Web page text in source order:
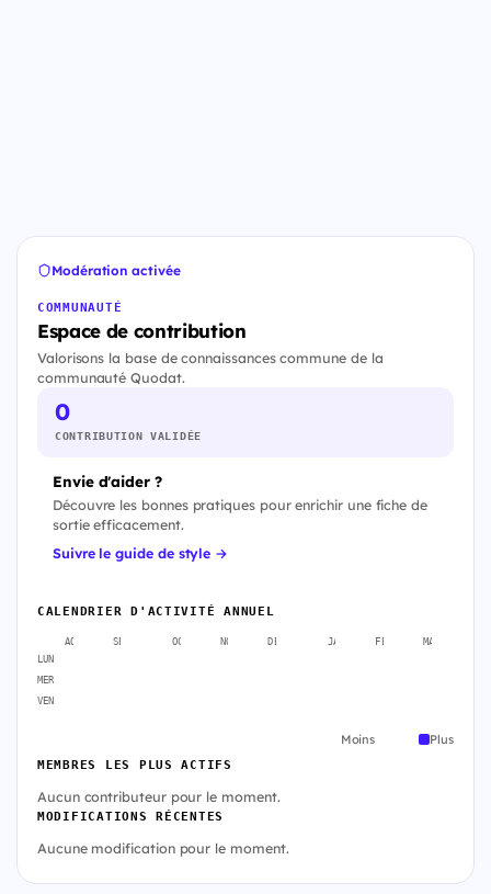
Modération activée
COMMUNAUTÉ
Espace de contribution
Valorisons la base de connaissances commune de la
communauté Quodat.
0
CONTRIBUTION VALIDÉE
Envie d'aider ?
Découvre les bonnes pratiques pour enrichir une fiche de
sortie efficacement.
Suivre le guide de style →
CALENDRIER D'ACTIVITÉ ANNUEL
AOÛT SEPT. OCT. NOV. DÉC. JANV. FÉVR. MARS
LUN
MER
VEN
Moins Plus
MEMBRES LES PLUS ACTIFS
Aucun contributeur pour le moment.
MODIFICATIONS RÉCENTES
Aucune modification pour le moment.